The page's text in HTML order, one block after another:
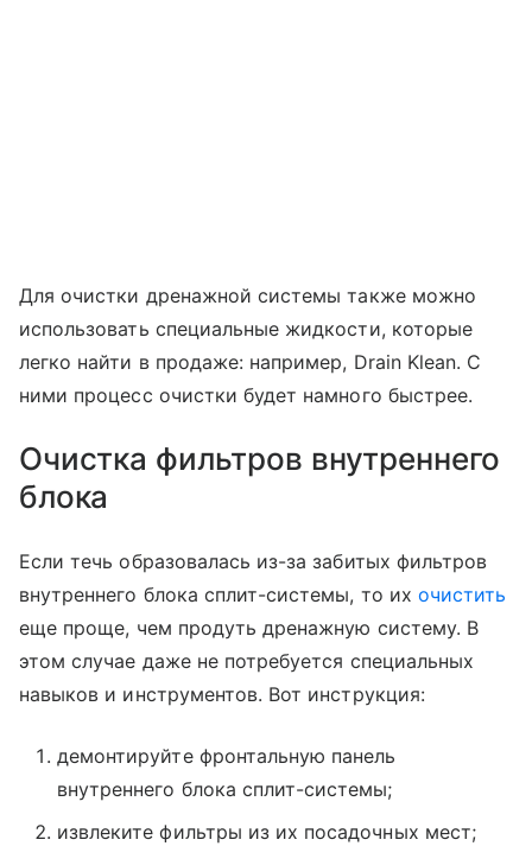
Для очистки дренажной системы также можно
использовать специальные жидкости, которые
легко найти в продаже: например, Drain Klean. С
ними процесс очистки будет намного быстрее.
Очистка фильтров внутреннего
блока
Если течь образовалась из-за забитых фильтров
внутреннего блока сплит-системы, то их очистить
еще проще, чем продуть дренажную систему. В
этом случае даже не потребуется специальных
навыков и инструментов. Вот инструкция:
демонтируйте фронтальную панель
внутреннего блока сплит-системы;
извлеките фильтры из их посадочных мест;